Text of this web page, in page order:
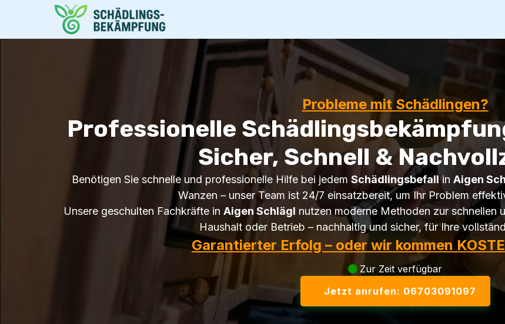
Probleme mit Schädlingen?
Professionelle
Sicher, Schnell &
Benötigen Sie schnelle und professionelle Hilfe bei jedem Schädlingsbefallin Aigen
Wanzen – unser Team ist 24/7 einsatzbereit, um Ihr Problem
Unsere geschulten Fachkräfte in Aigen Schlägl nutzen moderne Methoden zur schnellen
Haushalt oder Betrieb – nachhaltig und sicher, für Ihre
Garantierter Erfolg – oder wir kommen
Zur Zeit verfügbar
Jetzt anrufen: 06703091097